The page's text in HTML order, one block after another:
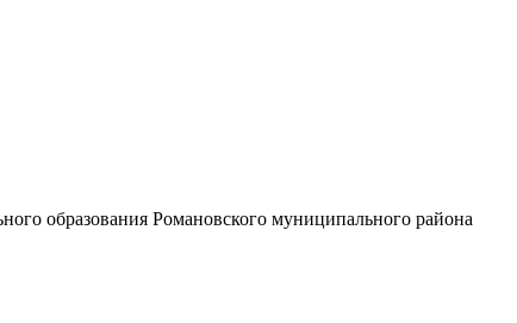
образования Романовского муниципального района